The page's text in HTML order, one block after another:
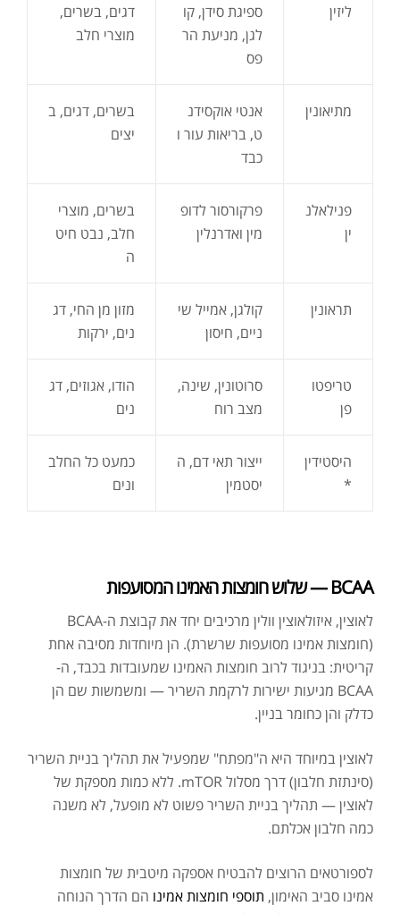
ליזין
ספיגת סידן, קו
לגן, מניעת הר
פס
דגים, בשרים,
מוצרי חלב
מתיאונין
אנטי אוקסידנ
ט, בריאות עור ו
כבד
בשרים, דגים, ב
יצים
פנילאלנ
ין
פרקורסור לדופ
מין ואדרנלין
בשרים, מוצרי
חלב, נבט חיט
ה
תראונין
קולגן, אמייל שי
ניים, חיסון
מזון מן החי, דג
נים, ירקות
טריפטו
פן
סרוטונין, שינה,
מצב רוח
הודו, אגוזים, דג
נים
היסטידין
*
ייצור תאי דם, ה
יסטמין
כמעט כל החלב
ונים
BCAA — שלוש חומצות האמינו המסועפות
לאוצין, איזולאוצין וולין מרכיבים יחד את קבוצת ה-BCAA
(חומצות אמינו מסועפות שרשרת). הן מיוחדות מסיבה אחת
קריטית: בניגוד לרוב חומצות האמינו שמעובדות בכבד, ה-
BCAA מגיעות ישירות לרקמת השריר — ומשמשות שם הן
כדלק והן כחומר בניין.
לאוצין במיוחד היא ה"מפתח" שמפעיל את תהליך בניית השריר
(סינתזת חלבון) דרך מסלול mTOR. ללא כמות מספקת של
לאוצין — תהליך בניית השריר פשוט לא מופעל, לא משנה
כמה חלבון אכלתם.
לספורטאים הרוצים להבטיח אספקה מיטבית של חומצות
אמינו סביב האימון, תוספי חומצות אמינו הם הדרך הנוחה